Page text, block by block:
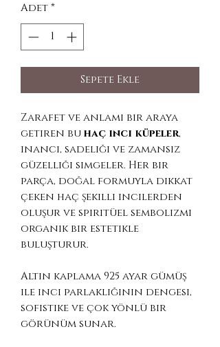
Adet*
Sepete Ekle
Zarafet ve anlamı bir araya
getiren buhaç inci küpeler,
inancı, sadeliği ve zamansız
güzelliği simgeler. Her bir
parça, doğal formuyla dikkat
çeken haç şekilli incilerden
oluşur ve spiritüel sembolizmi
organik bir estetikle
buluşturur.
Altın kaplama 925 ayar gümüş
ile inci parlaklığının dengesi,
sofistike ve çok yönlü bir
görünüm sunar.